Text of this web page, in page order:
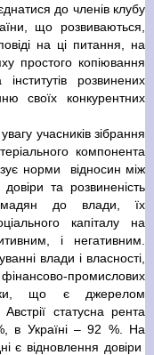
до членів клубу
що розвиваються,
на ці питання, на
простого копіювання
розвинених
своїх конкурентних
учасників зібрання
компонента
норми відносин між
та розвиненість
до влади, їх
капіталу на
і негативним.
влади і власності,
промислових
що є джерелом
статусна рента
в Україні – 92 %. На
є відновлення довіри